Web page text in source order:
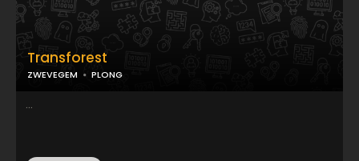
Transforest
ZWEVEGEM PLONG
...